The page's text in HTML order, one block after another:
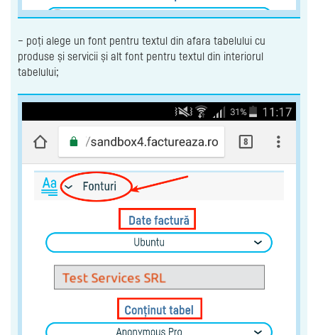
– poți alege un font pentru textul din afara tabelului cu
produse și servicii și alt font pentru textul din interiorul
tabelului;